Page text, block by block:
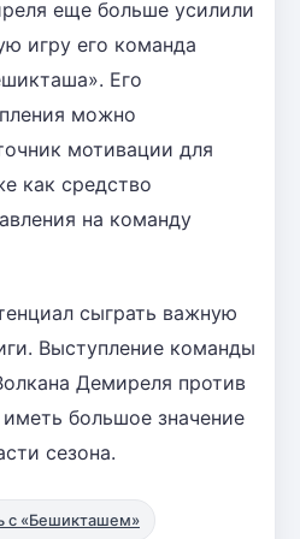
еще больше усилили
игру его команда
Его
можно
мотивации для
как средство
на команду
сыграть важную
Выступление команды
Демиреля против
большое значение
сезона.
с «Бешикташем»